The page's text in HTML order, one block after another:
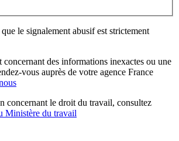
le signalement abusif est strictement
concernant des informations inexactes ou une
vous auprès de votre agence France
concernant le droit du travail, consultez
Ministère du travail